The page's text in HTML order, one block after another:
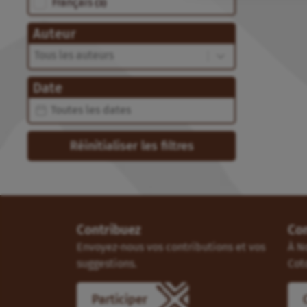
Auteur
Auteur
Auteur
Date
Date
Date
Réinitialiser les filtres
Contribuez
Envoyez-nous vos contributions et vos
suggestions.
Participer
À